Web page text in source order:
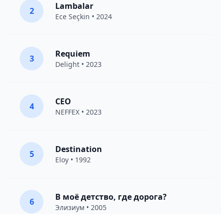
2 Lambalar
Ece Seçkin • 2024
3 Requiem
Delight • 2023
4 CEO
NEFFEX • 2023
5 Destination
Eloy • 1992
6 В моё детство, где дорога?
Элизиум • 2005